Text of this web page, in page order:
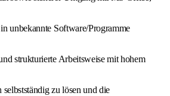
unbekannte Software/Programme
strukturierte Arbeitsweise mit hohem
zu lösen und die